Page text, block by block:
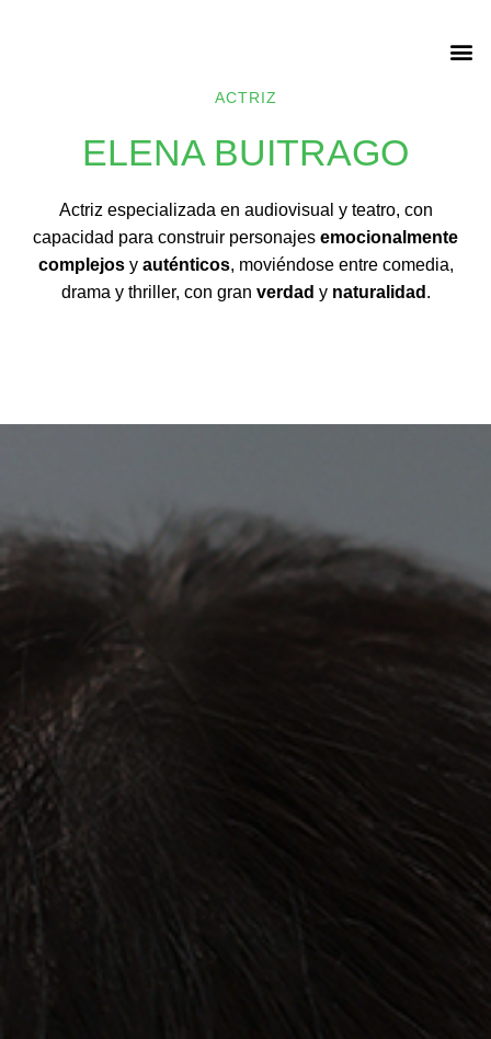
ACTRIZ
ELENA BUITRAGO
Actriz especializada en audiovisual y teatro, con
capacidad para construir personajes emocionalmente
complejosy auténticos, moviéndose entre comedia,
drama y thriller, con gran verdad y naturalidad .